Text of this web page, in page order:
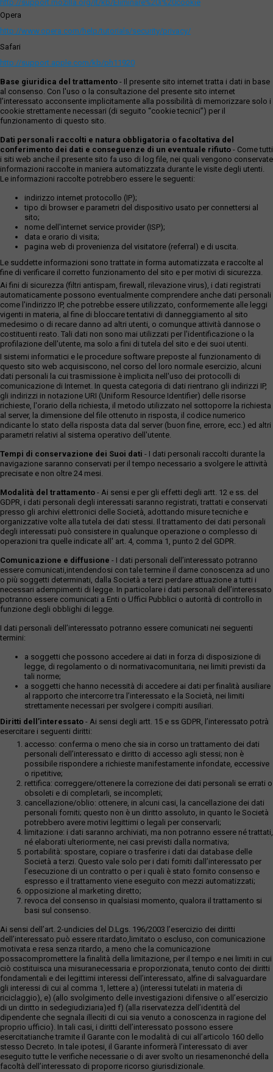
http://support.mozilla.org/it/kb/Eliminare%20i%20cookie
Opera
http://www.opera.com/help/tutorials/security/privacy/
Safari
http://support.apple.com/kb/ph11920
Base giuridica del trattamento - Il presente sito internet tratta i dati in base
al consenso. Con l'uso o la consultazione del presente sito internet
l’interessato acconsente implicitamente alla possibilità di memorizzare solo i
cookie strettamente necessari (di seguito “cookie tecnici”) per il
funzionamento di questo sito.
Dati personali raccolti e natura obbligatoria o facoltativa del
conferimento dei dati e conseguenze di un eventuale rifiuto - Come tutti
i siti web anche il presente sito fa uso di log file, nei quali vengono conservate
informazioni raccolte in maniera automatizzata durante le visite degli utenti.
Le informazioni raccolte potrebbero essere le seguenti:
indirizzo internet protocollo (IP);
tipo di browser e parametri del dispositivo usato per connettersi al
sito;
nome dell'internet service provider (ISP);
data e orario di visita;
pagina web di provenienza del visitatore (referral) e di uscita.
Le suddette informazioni sono trattate in forma automatizzata e raccolte al
fine di verificare il corretto funzionamento del sito e per motivi di sicurezza.
Ai fini di sicurezza (filtri antispam, firewall, rilevazione virus), i dati registrati
automaticamente possono eventualmente comprendere anche dati personali
come l'indirizzo IP, che potrebbe essere utilizzato, conformemente alle leggi
vigenti in materia, al fine di bloccare tentativi di danneggiamento al sito
medesimo o di recare danno ad altri utenti, o comunque attività dannose o
costituenti reato. Tali dati non sono mai utilizzati per l'identificazione o la
profilazione dell'utente, ma solo a fini di tutela del sito e dei suoi utenti.
I sistemi informatici e le procedure software preposte al funzionamento di
questo sito web acquisiscono, nel corso del loro normale esercizio, alcuni
dati personali la cui trasmissione è implicita nell'uso dei protocolli di
comunicazione di Internet. In questa categoria di dati rientrano gli indirizzi IP,
gli indirizzi in notazione URI (Uniform Resource Identifier) delle risorse
richieste, l'orario della richiesta, il metodo utilizzato nel sottoporre la richiesta
al server, la dimensione del file ottenuto in risposta, il codice numerico
ndicante lo stato della risposta data dal server (buon fine, errore, ecc.) ed altri
parametri relativi al sistema operativo dell'utente.
Tempi di conservazione dei Suoi dati - I dati personali raccolti durante la
navigazione saranno conservati per il tempo necessario a svolgere le attività
precisate e non oltre 24 mesi.
Modalità del trattamento - Ai sensi e per gli effetti degli artt. 12 e ss. del
GDPR, i dati personali degli interessati saranno registrati, trattati e conservati
presso gli archivi elettronici delle Società, adottando misure tecniche e
organizzative volte alla tutela dei dati stessi. Il trattamento dei dati personali
degli interessati può consistere in qualunque operazione o complesso di
operazioni tra quelle indicate all' art. 4, comma 1, punto 2 del GDPR.
Comunicazione e diffusione - I dati personali dell’interessato potranno
essere comunicati,intendendosi con tale termine il darne conoscenza ad uno
o più soggetti determinati, dalla Società a terzi perdare attuazione a tutti i
necessari adempimenti di legge. In particolare i dati personali dell’interessato
potranno essere comunicati a Enti o Uffici Pubblici o autorità di controllo in
funzione degli obblighi di legge.
I dati personali dell’interessato potranno essere comunicati nei seguenti
termini:
a soggetti che possono accedere ai dati in forza di disposizione di
legge, di regolamento o di normativacomunitaria, nei limiti previsti da
tali norme;
a soggetti che hanno necessità di accedere ai dati per finalità ausiliare
al rapporto che intercorre tra l’interessato e la Società, nei limiti
strettamente necessari per svolgere i compiti ausiliari.
Diritti dell’interessato - Ai sensi degli artt. 15 e ss GDPR, l’interessato potrà
esercitare i seguenti diritti:
accesso: conferma o meno che sia in corso un trattamento dei dati
personali dell’interessato e diritto di accesso agli stessi; non è
possibile rispondere a richieste manifestamente infondate, eccessive
o ripetitive;
rettifica: correggere/ottenere la correzione dei dati personali se errati o
obsoleti e di completarli, se incompleti;
cancellazione/oblio: ottenere, in alcuni casi, la cancellazione dei dati
personali forniti; questo non è un diritto assoluto, in quanto le Società
potrebbero avere motivi legittimi o legali per conservarli;
limitazione: i dati saranno archiviati, ma non potranno essere né trattati,
né elaborati ulteriormente, nei casi previsti dalla normativa;
portabilità: spostare, copiare o trasferire i dati dai database delle
Società a terzi. Questo vale solo per i dati forniti dall’interessato per
l’esecuzione di un contratto o per i quali è stato fornito consenso e
espresso e il trattamento viene eseguito con mezzi automatizzati;
opposizione al marketing diretto;
revoca del consenso in qualsiasi momento, qualora il trattamento si
basi sul consenso.
Ai sensi dell’art. 2-undicies del D.Lgs. 196/2003 l’esercizio dei diritti
dell’interessato può essere ritardato,limitato o escluso, con comunicazione
motivata e resa senza ritardo, a meno che la comunicazione
possacompromettere la finalità della limitazione, per il tempo e nei limiti in cui
ciò costituisca una misuranecessaria e proporzionata, tenuto conto dei diritti
fondamentali e dei legittimi interessi dell’interessato, alfine di salvaguardare
gli interessi di cui al comma 1, lettere a) (interessi tutelati in materia di
riciclaggio), e) (allo svolgimento delle investigazioni difensive o all’esercizio
di un diritto in sedegiudiziaria)ed f) (alla riservatezza dell’identità del
dipendente che segnala illeciti di cui sia venuto a conoscenza in ragione del
proprio ufficio). In tali casi, i diritti dell’interessato possono essere
esercitatianche tramite il Garante con le modalità di cui all’articolo 160 dello
stesso Decreto. In tale ipotesi, il Garante informerà l’interessato di aver
eseguito tutte le verifiche necessarie o di aver svolto un riesamenonché della
facoltà dell’interessato di proporre ricorso giurisdizionale.